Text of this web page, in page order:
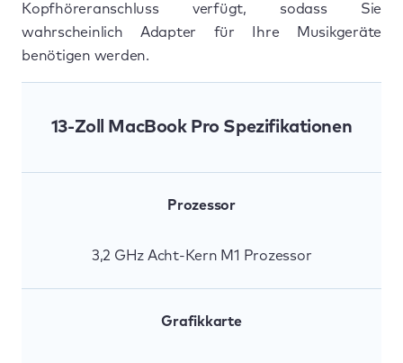
Kopfhöreranschluss verfügt, sodass Sie
wahrscheinlich Adapter für Ihre Musikgeräte
benötigen werden.
13-Zoll MacBook Pro Spezifikationen
Prozessor
3,2 GHz Acht-Kern M1 Prozessor
Grafikkarte